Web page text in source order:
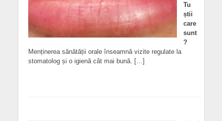
Tu
știi
care
sunt
?
Menținerea sănătății orale înseamnă vizite regulate la
stomatolog și o igienă cât mai bună. […]